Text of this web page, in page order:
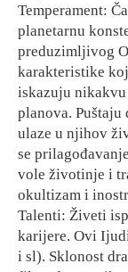
Temperament:
planetarnu
preduzimljivog
karakteristike
iskazuju
planova. Puštaju
ulaze u njihov
se
vole životinje i
okultizam i
Talenti: Živeti
karijere. Ovi
i sl). Sklonost